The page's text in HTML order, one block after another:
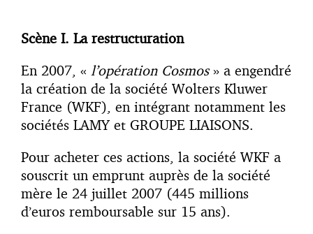
Scène I. La restructuration
En 2007, « l’opération Cosmos» a engendré
la création de la société Wolters Kluwer
France (WKF), en intégrant notamment les
sociétés LAMY et GROUPE LIAISONS.
Pour acheter ces actions, la société WKF a
souscrit un emprunt auprès de la société
mère le 24 juillet 2007 (445 millions
d’euros remboursable sur 15 ans).